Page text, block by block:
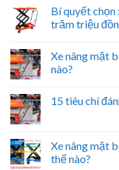
Bí quyết chọn
trăm triệu
Xe nâng mặt
nào?
15 tiêu chí
Xe nâng mặt
thế nào?